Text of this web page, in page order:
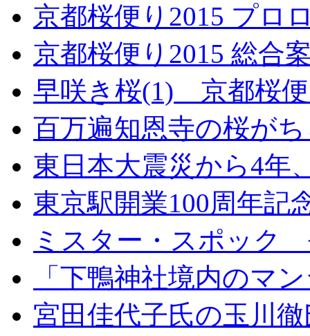
京都桜便り2015 プロ
京都桜便り2015 総合
早咲き桜(1) 京都桜
百万遍知恩寺の桜が
東日本大震災から4年
東京駅開業100周年
ミスター・スポック
「下鴨神社境内のマ
宮田佳代子氏の玉川